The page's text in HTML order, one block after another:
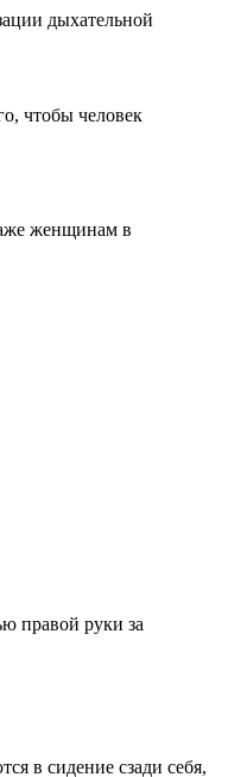
дыхательной
чтобы человек
женщинам в
правой руки за
в сидение сзади себя,